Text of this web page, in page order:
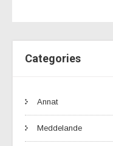
Categories
Annat
Meddelande